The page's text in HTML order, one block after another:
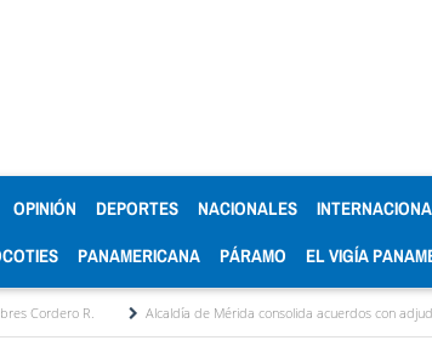
OPINIÓN DEPORTES NACIONALES
PANAMERICANA PÁRAMO EL VIGÍA
Alcaldía de Mérida consolida acuerdos con adjudicatarios del